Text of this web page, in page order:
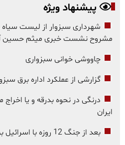
پیشنهاد ویژه
شهرداری سبزوار از لیست
مشروح نشست خبری میثم حسین
چاووشی خوانی سبزواری
گزارشی از عملکرد اداره برق
درنگی در نحوه بدرقه و یا اخراج
ایران
بعد از جنگ 12 روزه با اسرائیل برای سبزوار چه بخواهیم؟